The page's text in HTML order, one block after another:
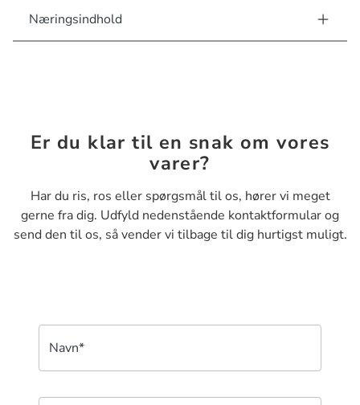
Næringsindhold
Er du klar til en snak om vores
varer?
Har du ris, ros eller spørgsmål til os, hører vi meget
gerne fra dig. Udfyld nedenstående kontaktformular og
send den til os, så vender vi tilbage til dig hurtigst muligt.
Navn*